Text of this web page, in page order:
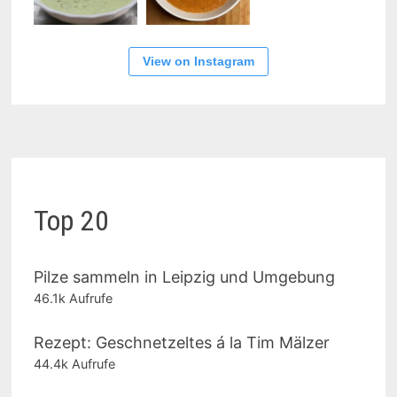
View on Instagram
Top 20
Pilze sammeln in Leipzig und Umgebung
46.1k Aufrufe
Rezept: Geschnetzeltes á la Tim Mälzer
44.4k Aufrufe